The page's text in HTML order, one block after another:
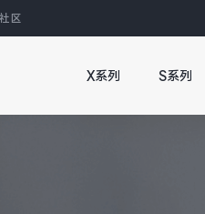
区
X系列 S系列